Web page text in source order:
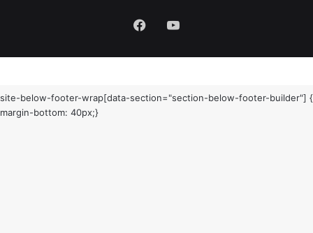
FacebookYouTube
site-below-footer-wrap[data-section="section-below-footer-builder"] {
margin-bottom: 40px;}